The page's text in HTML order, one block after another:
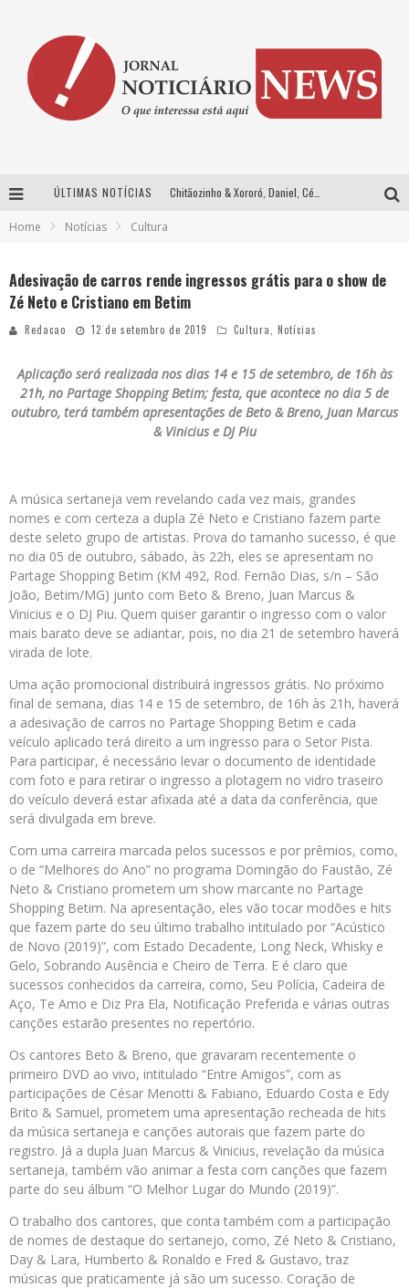
ÚLTIMAS NOTÍCIAS
Home Notícias Cultura
Adesivação de carros rende ingressos grátis para o show de
Zé Neto e Cristiano em Betim
Redacao 12 de setembro de 2019 Cultura Notícias
Aplicação será realizada nos dias 14 e 15 de setembro, de 16h às
21h, no Partage Shopping Betim; festa, que acontece no dia 5 de
outubro, terá também apresentações de Beto & Breno, Juan Marcus
& Vinicius e DJ Piu
A música sertaneja vem revelando cada vez mais, grandes
nomes e com certeza a dupla Zé Neto e Cristiano fazem parte
deste seleto grupo de artistas. Prova do tamanho sucesso, é que
no dia 05 de outubro, sábado, às 22h, eles se apresentam no
Partage Shopping Betim (KM 492, Rod. Fernão Dias, s/n – São
João, Betim/MG) junto com Beto & Breno, Juan Marcus &
Vinicius e o DJ Piu. Quem quiser garantir o ingresso com o valor
mais barato deve se adiantar, pois, no dia 21 de setembro haverá
virada de lote.
Uma ação promocional distribuirá ingressos grátis. No próximo
final de semana, dias 14 e 15 de setembro, de 16h às 21h, haverá
a adesivação de carros no Partage Shopping Betim e cada
veículo aplicado terá direito a um ingresso para o Setor Pista.
Para participar, é necessário levar o documento de identidade
com foto e para retirar o ingresso a plotagem no vidro traseiro
do veículo deverá estar afixada até a data da conferência, que
será divulgada em breve.
Com uma carreira marcada pelos sucessos e por prêmios, como,
o de “Melhores do Ano” no programa Domingão do Faustão, Zé
Neto & Cristiano prometem um show marcante no Partage
Shopping Betim. Na apresentação, eles vão tocar modões e hits
que fazem parte do seu último trabalho intitulado por “Acústico
de Novo (2019)”, com Estado Decadente, Long Neck, Whisky e
Gelo, Sobrando Ausência e Cheiro de Terra. E é claro que
sucessos conhecidos da carreira, como, Seu Polícia, Cadeira de
Aço, Te Amo e Diz Pra Ela, Notificação Preferida e várias outras
canções estarão presentes no repertório.
Os cantores Beto & Breno, que gravaram recentemente o
primeiro DVD ao vivo, intitulado “Entre Amigos”, com as
participações de César Menotti & Fabiano, Eduardo Costa e Edy
Brito & Samuel, prometem uma apresentação recheada de hits
da música sertaneja e canções autorais que fazem parte do
registro. Já a dupla Juan Marcus & Vinicius, revelação da música
sertaneja, também vão animar a festa com canções que fazem
parte do seu álbum “O Melhor Lugar do Mundo (2019)”.
O trabalho dos cantores, que conta também com a participação
de nomes de destaque do sertanejo, como, Zé Neto & Cristiano,
Day & Lara, Humberto & Ronaldo e Fred & Gustavo, traz
músicas que praticamente já são um sucesso. Coração de